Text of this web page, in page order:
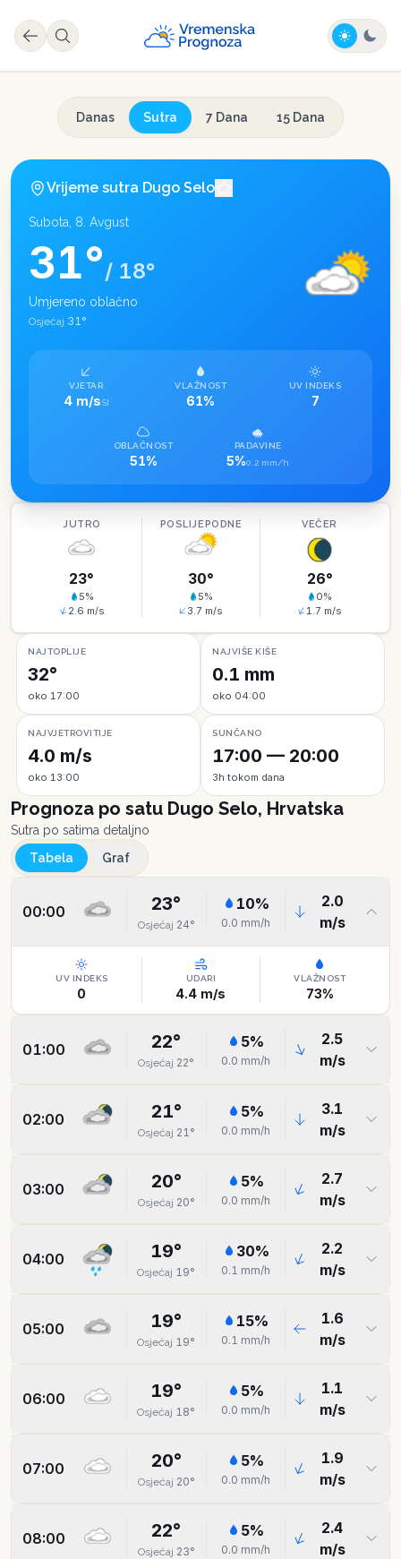
Danas Sutra 7 Dana 15 Dana
Vrijeme sutra Dugo Selo
Subota, 8. Avgust
31°/ 18°
Umjereno oblačno
Osjećaj 31°
VJETAR
4 m/sSI
VLAŽNOST
61%
UV INDEKS
7
OBLAČNOST
51%
PADAVINE
5%0.2 mm/h
JUTRO
23°
5%
2.6 m/s
POSLIJEPODNE
30°
5%
3.7 m/s
VEČER
26°
0%
1.7 m/s
NAJTOPLIJE
32°
oko 17:00
NAJVIŠE KIŠE
0.1 mm
oko 04:00
NAJVJETROVITIJE
4.0 m/s
oko 13:00
SUNČANO
17:00 — 20:00
3h tokom dana
Prognoza po satu Dugo Selo, Hrvatska
Sutra po satima detaljno
Tabela
Graf
00:00 23°
Osjećaj 24°
10%
0.0 mm/h
2.0
m/s
UV INDEKS
0
UDARI
4.4 m/s
VLAŽNOST
73%
01:00 22°
Osjećaj 22°
5%
0.0 mm/h
2.5
m/s
02:00 21°
Osjećaj 21°
5%
0.0 mm/h
3.1
m/s
03:00 20°
Osjećaj 20°
5%
0.0 mm/h
2.7
m/s
04:00 19°
Osjećaj 19°
30%
0.1 mm/h
2.2
m/s
05:00 19°
Osjećaj 19°
15%
0.1 mm/h
1.6
m/s
06:00 19°
Osjećaj 18°
5%
0.0 mm/h
1.1
m/s
07:00 20°
Osjećaj 20°
5%
0.0 mm/h
1.9
m/s
08:00 22°
Osjećaj 23°
5%
0.0 mm/h
2.4
m/s